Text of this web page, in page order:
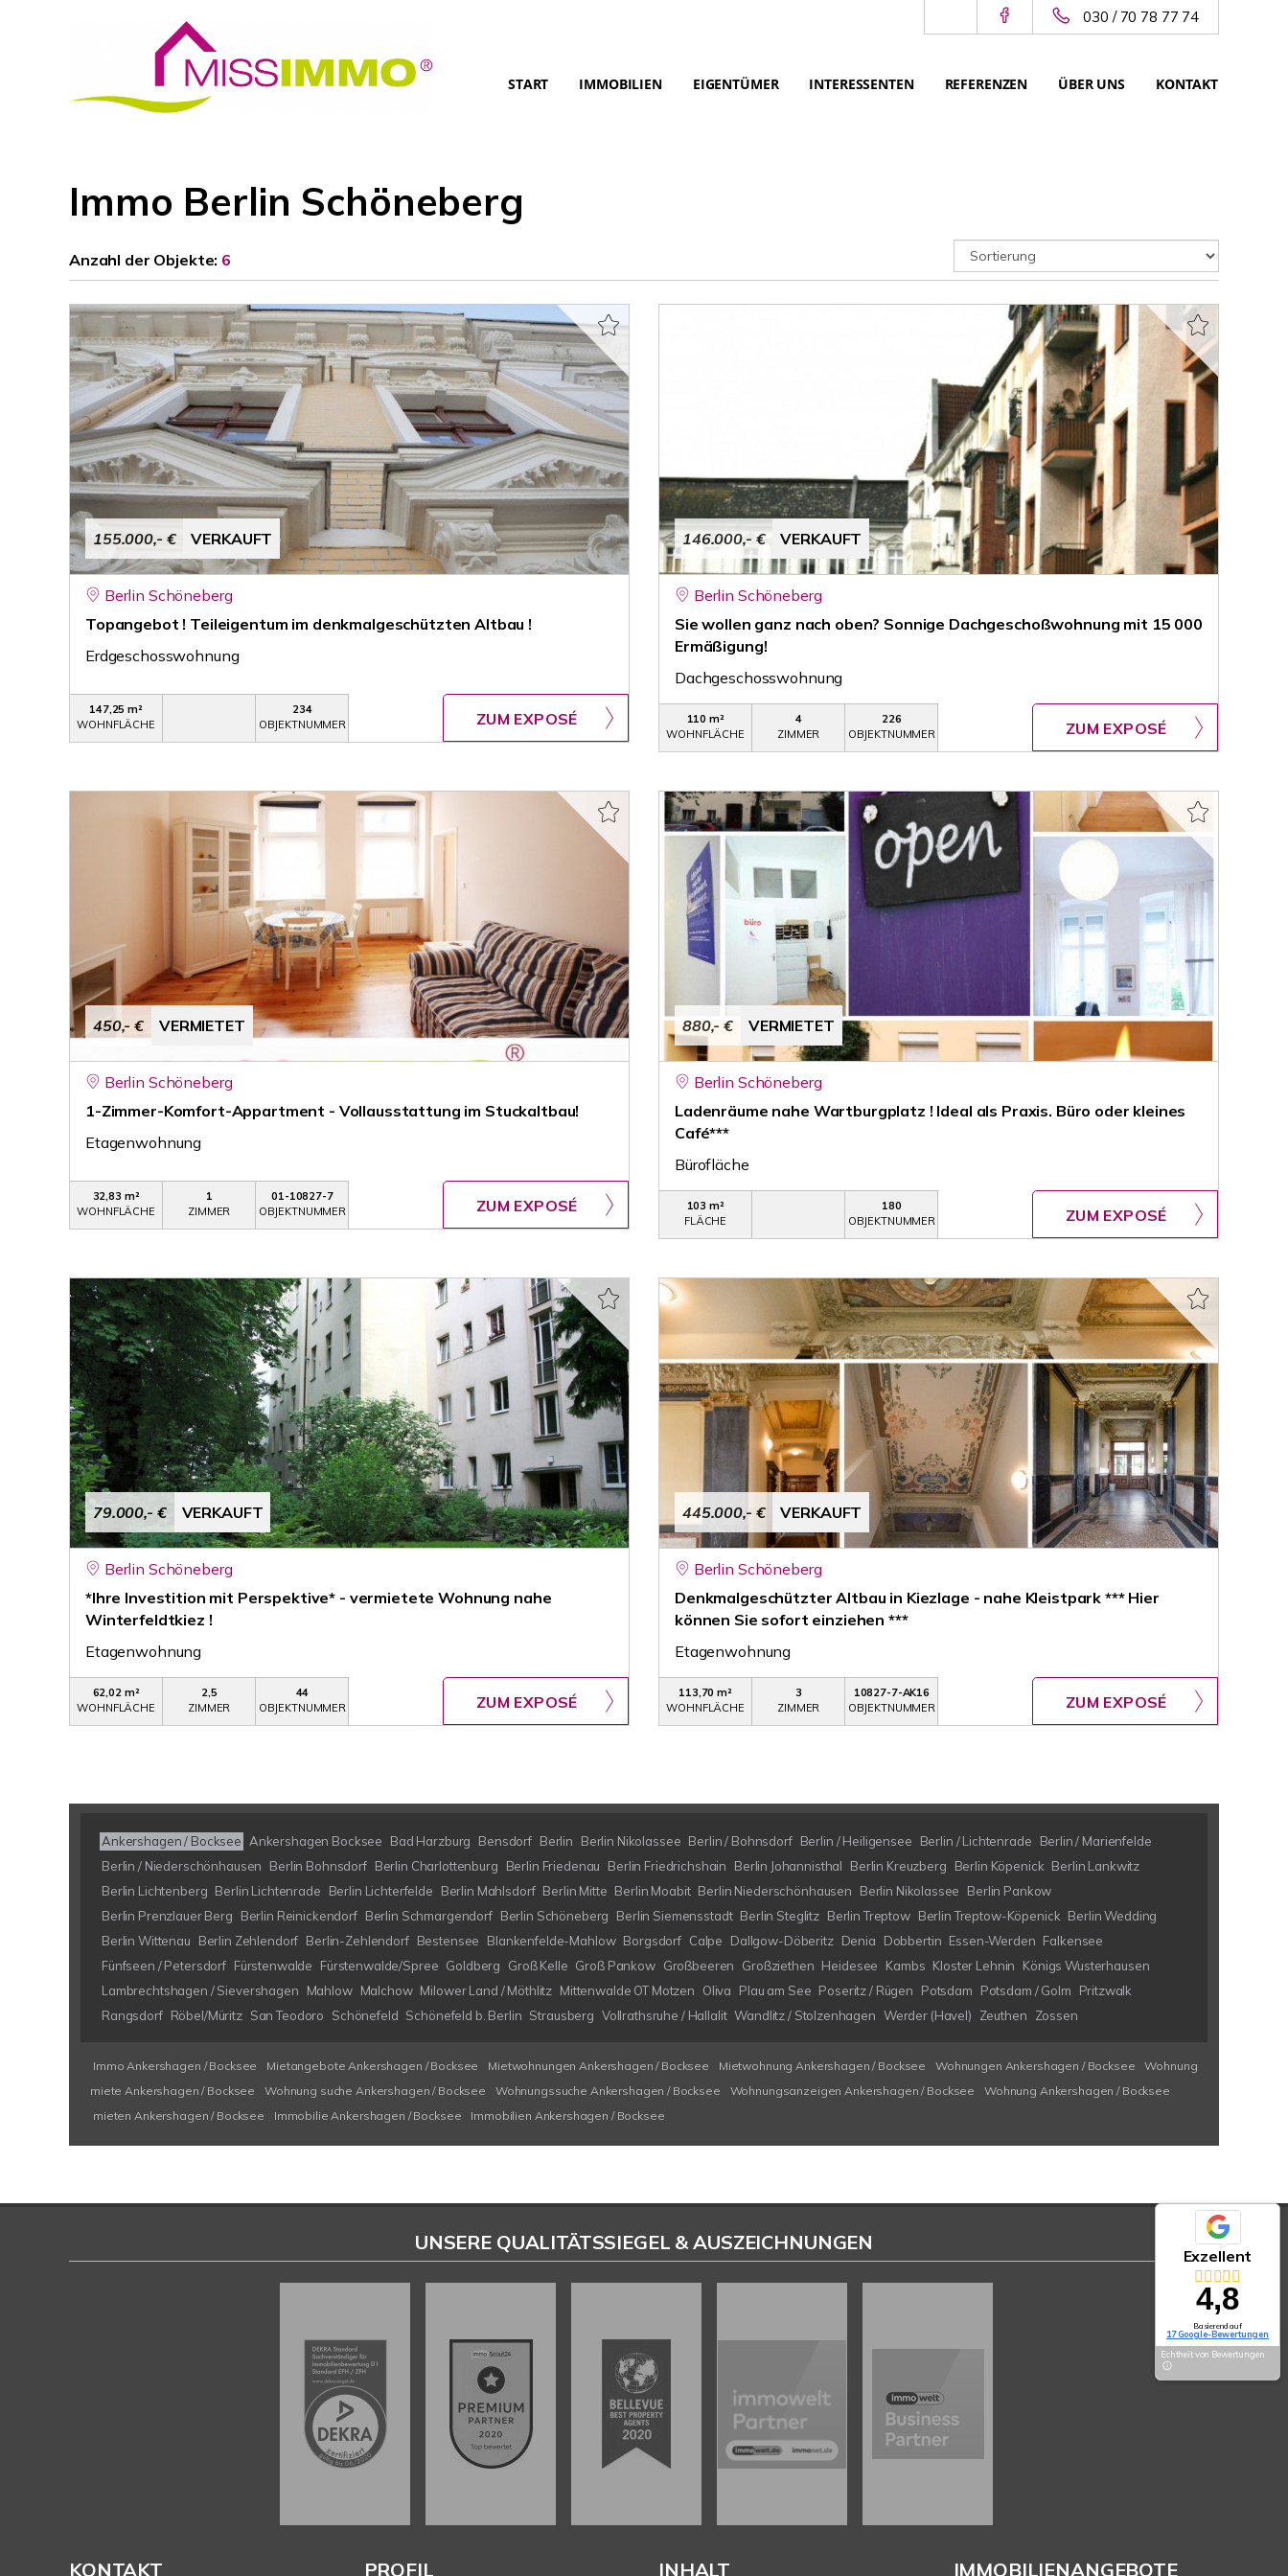
030 / 70 78 77 74
START IMMOBILIEN EIGENTÜMER INTERESSENTEN REFERENZEN ÜBER UNS KONTAKT
Immo Berlin Schöneberg
Anzahl der Objekte: 6
155.000,- € VERKAUFT
Berlin Schöneberg
Topangebot ! Teileigentum im denkmalgeschützten Altbau !
Erdgeschosswohnung
147,25 m²
WOHNFLÄCHE
234
OBJEKTNUMMER
ZUM EXPOSÉ
146.000,- € VERKAUFT
Berlin Schöneberg
Sie wollen ganz nach oben? Sonnige Dachgeschoßwohnung mit 15 000
Ermäßigung!
Dachgeschosswohnung
110 m²
WOHNFLÄCHE
4
ZIMMER
226
OBJEKTNUMMER
ZUM EXPOSÉ
450,- € VERMIETET
Berlin Schöneberg
1-Zimmer-Komfort-Appartment - Vollausstattung im Stuckaltbau!
Etagenwohnung
32,83 m²
WOHNFLÄCHE
1
ZIMMER
01-10827-7
OBJEKTNUMMER
ZUM EXPOSÉ
880,- € VERMIETET
Berlin Schöneberg
Ladenräume nahe Wartburgplatz ! Ideal als Praxis. Büro oder kleines
Café***
Bürofläche
103 m²
FLÄCHE
180
OBJEKTNUMMER
ZUM EXPOSÉ
79.000,- € VERKAUFT
Berlin Schöneberg
*Ihre Investition mit Perspektive* - vermietete Wohnung nahe
Winterfeldtkiez !
Etagenwohnung
62,02 m²
WOHNFLÄCHE
2,5
ZIMMER
44
OBJEKTNUMMER
ZUM EXPOSÉ
445.000,- € VERKAUFT
Berlin Schöneberg
Denkmalgeschützter Altbau in Kiezlage - nahe Kleistpark *** Hier
können Sie sofort einziehen ***
Etagenwohnung
113,70 m²
WOHNFLÄCHE
3
ZIMMER
10827-7-AK16
OBJEKTNUMMER
ZUM EXPOSÉ
Ankershagen / Bocksee Ankershagen Bocksee Bad Harzburg Bensdorf Berlin Berlin Nikolassee Berlin / Bohnsdorf Berlin / Heiligensee Berlin / Lichtenrade
Berlin / Marienfelde
Berlin / Niederschönhausen
Berlin Bohnsdorf Berlin Charlottenburg Berlin Friedenau Berlin Friedrichshain Berlin Johannisthal Berlin Kreuzberg Berlin Köpenick Berlin Lankwitz
Berlin Lichtenberg Berlin Lichtenrade Berlin Lichterfelde Berlin Mahlsdorf Berlin Mitte Berlin Moabit Berlin Niederschönhausen Berlin Nikolassee
Berlin Pankow
Berlin Prenzlauer Berg
Berlin Reinickendorf Berlin Schmargendorf Berlin Schöneberg Berlin Siemensstadt Berlin Steglitz Berlin Treptow Berlin Treptow-Köpenick Berlin Wedding
Berlin Wittenau
Berlin Zehlendorf Berlin-Zehlendorf Bestensee Blankenfelde-Mahlow Borgsdorf Calpe Dallgow-Döberitz Denia Dobbertin Essen-Werden Falkensee
Fünfseen / Petersdorf Fürstenwalde Fürstenwalde/Spree Goldberg Groß Kelle Groß Pankow Großbeeren Großziethen Heidesee Kambs Kloster Lehnin
Königs Wusterhausen
Lambrechtshagen / Sievershagen
Mahlow Malchow Milower Land / Möthlitz Mittenwalde OT Motzen Oliva Plau am See Poseritz / Rügen Potsdam Potsdam / Golm
Pritzwalk
Rangsdorf Röbel/Müritz San Teodoro Schönefeld Schönefeld b. Berlin Strausberg Vollrathsruhe / Hallalit Wandlitz / Stolzenhagen Werder (Havel) Zeuthen Zossen
Immo Ankershagen / Bocksee Mietangebote Ankershagen / Bocksee Mietwohnungen Ankershagen / Bocksee Mietwohnung Ankershagen / Bocksee Wohnungen Ankershagen / Bocksee
Wohnung
miete Ankershagen / Bocksee
Wohnung suche Ankershagen / Bocksee Wohnungssuche Ankershagen / Bocksee Wohnungsanzeigen Ankershagen / Bocksee
Wohnung Ankershagen / Bocksee
mieten Ankershagen / Bocksee
Immobilie Ankershagen / Bocksee Immobilien Ankershagen / Bocksee
Exzellent
4,8
Basierend auf
17 Google-Bewertungen
Echtheit von Bewertungen
UNSERE QUALITÄTSSIEGEL & AUSZEICHNUNGEN
KONTAKT PROFIL INHALT IMMOBILIENANGEBOTE